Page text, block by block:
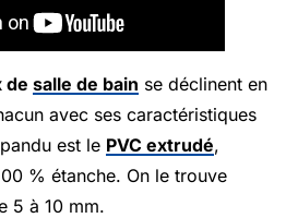
de salle de bain se déclinent en
avec ses caractéristiques
est le PVC extrudé,
% étanche. On le trouve
5 à 10 mm.